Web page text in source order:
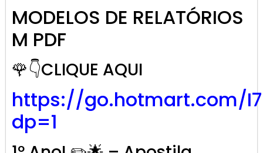
MODELOS DE RELATÓRIOS
M PDF
🌹👇CLIQUE AQUI
https://go.hotmart.com/
dp=1